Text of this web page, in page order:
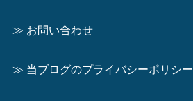
≫ お問い合わせ
≫ 当ブログのプライバシーポリシー